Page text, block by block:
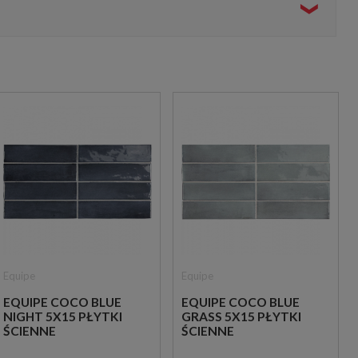
EQUIPE COCO BLUE
NIGHT 5X15 PŁYTKI
ŚCIENNE
EQUIPE COCO BLUE
GRASS 5X15 PŁYTKI
ŚCIENNE